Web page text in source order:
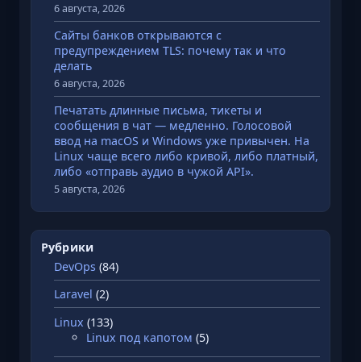
в
6 августа, 2026
Сайты банков открываются с
предупреждением TLS: почему так и что
делать
6 августа, 2026
Печатать длинные письма, тикеты и
сообщения в чат — медленно. Голосовой
ввод на macOS и Windows уже привычен. На
Linux чаще всего либо кривой, либо платный,
либо «отправь аудио в чужой API».
5 августа, 2026
Рубрики
DevOps (84)
Laravel (2)
Linux (133)
Linux под капотом (5)